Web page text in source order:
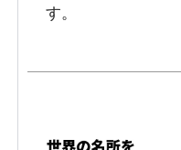
す。